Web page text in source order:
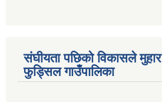
संघीयता पछिको विकासले
फुड्सिल गाउँपालिका